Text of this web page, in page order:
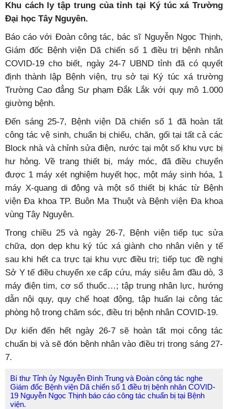
Khu cách ly tập trung của tỉnh tại Ký túc xá Trường
Đại học Tây Nguyên.
Báo cáo với Đoàn công tác, bác sĩ Nguyễn Ngọc Thịnh,
Giám đốc Bệnh viện Dã chiến số 1 điều trị bệnh nhân
COVID-19 cho biết, ngày 24-7 UBND tỉnh đã có quyết
định thành lập Bệnh viện, trụ sở tại Ký túc xá trường
Trường Cao đẳng Sư phạm Đắk Lắk với quy mô 1.000
giường bệnh.
Đến sáng 25-7, Bệnh viện Dã chiến số 1 đã hoàn tất
công tác vệ sinh, chuẩn bị chiếu, chăn, gối tại tất cả các
Block nhà và chỉnh sửa điện, nước tại một số khu vực bị
hư hỏng. Về trang thiết bị, máy móc, đã điều chuyển
được 1 máy xét nghiệm huyết học, một máy sinh hóa, 1
máy X-quang di động và một số thiết bị khác từ Bệnh
viện Đa khoa TP. Buôn Ma Thuột và Bệnh viện Đa khoa
vùng Tây Nguyên.
Trong chiều 25 và ngày 26-7, Bệnh viện tiếp tục sửa
chữa, dọn dẹp khu ký túc xá giành cho nhân viên y tế
sau khi hết ca trực tại khu vực điều trị; tiếp tục đề nghị
Sở Y tế điều chuyển xe cấp cứu, máy siêu âm đầu dò, 3
máy điện tim, cơ số thuốc…; tập trung nhân lực, hướng
dẫn nội quy, quy chế hoạt động, tập huấn lại công tác
phòng hộ trong chăm sóc, điều trị bệnh nhân COVID-19.
Dự kiến đến hết ngày 26-7 sẽ hoàn tất mọi công tác
chuẩn bị và sẽ đón bệnh nhân vào điều trị trong sáng 27-
7.
Bí thư Tỉnh ủy Nguyễn Đình Trung và Đoàn công tác nghe
Giám đốc Bệnh viện Dã chiến số 1 điều trị bệnh nhân COVID-
19 Nguyễn Ngọc Thịnh báo cáo công tác chuẩn bị tại Bệnh
viện.